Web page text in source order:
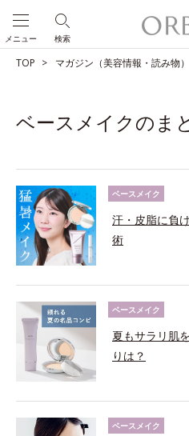
検索
メニュー
TOP マガジン（美容情報・読み物）
ベースメイクのま
ベースメイク
汗・皮脂に負
術
ベースメイク
夏もサラリ肌
りは？
ベースメイク